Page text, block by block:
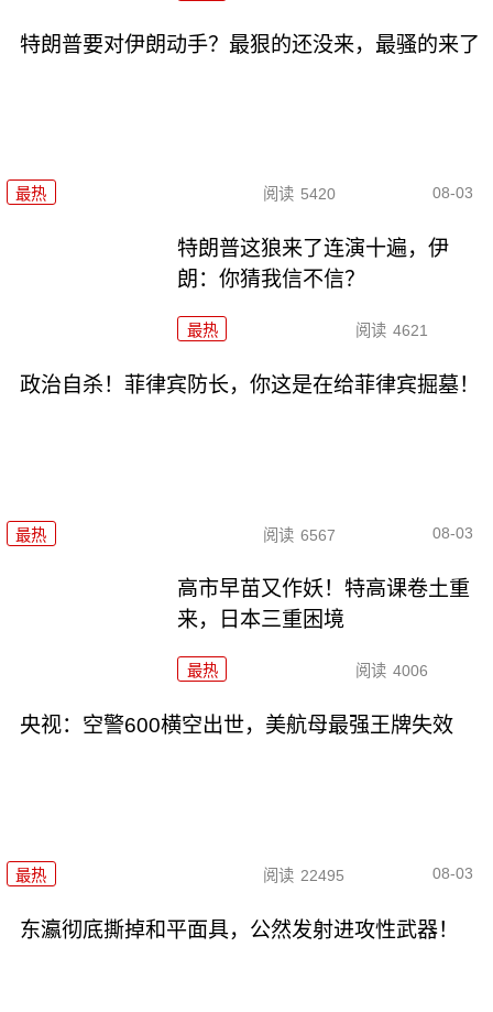
特朗普要对伊朗动手？最狠的还没来，最骚的来了
最热 阅读 5420 08-03
特朗普这狼来了连演十遍，伊
朗：你猜我信不信？
最热 阅读 4621
政治自杀！菲律宾防长，你这是在给菲律宾掘墓！
最热 阅读 6567 08-03
高市早苗又作妖！特高课卷土重
来，日本三重困境
最热 阅读 4006
央视：空警600横空出世，美航母最强王牌失效
最热 阅读 22495 08-03
东瀛彻底撕掉和平面具，公然发射进攻性武器！